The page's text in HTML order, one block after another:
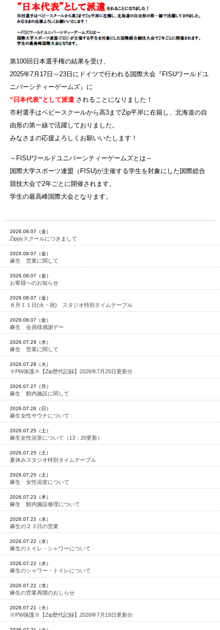
第100回日本選手権の結果を受け、
2025年7月17日～23日にドイツで行われる国際大会『FISUワールドユ
ニバーシティーゲームズ』に
“日本代表”として派遣 されることになりました！
市村選手はベビースクールから高3までZip平岸に在籍し、北海道の自
由形の第一線で活躍しておりました。
みなさまの応援よろしくお願いいたします！
～FISUワールドユニバーシティーゲームズとは～
国際大学スポーツ連盟（FISU)が主催する学生を対象にした国際総合
競技大会で2年ごとに開催されます。
学生の最高峰国際大会となります。
2026.08.07（金）
Zippyスクールにつきまして
2026.08.07（金）
麻生 営業に関して
2026.08.07（金）
お客様へのお知らせ
2026.08.07（金）
８月１１日(火・祝) スタジオ特別タイムテーブル
2026.08.07（金）
麻生 会員様感謝デー
2026.07.29（水）
麻生 営業に関して
2026.07.28（火）
※PW保護※【Zip歴代記録】2026年7月25日更新分
2026.07.27（月）
麻生 館内施設に関して
2026.07.26（日）
麻生女性サウナについて
2026.07.25（土）
麻生女性浴室について（13：20更新）
2026.07.25（土）
夏休みスタジオ特別タイムテーブル
2026.07.25（土）
麻生 女性浴室について
2026.07.23（木）
麻生 館内施設修理について
2026.07.22（水）
麻生の２３日の営業
2026.07.22（水）
麻生のトイレ・シャワーについて
2026.07.22（水）
麻生のシャワー・トイレについて
2026.07.22（水）
麻生の営業再開のおしらせ
2026.07.21（火）
※PW保護※【Zip歴代記録】2026年7月19日更新分